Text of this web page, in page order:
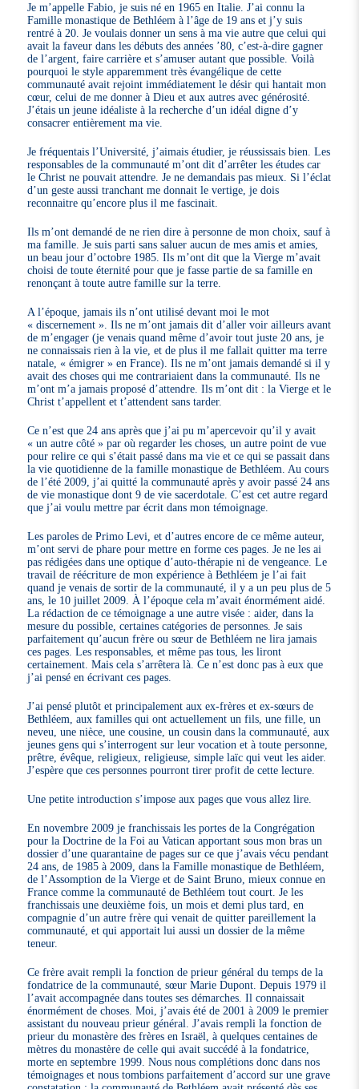
Je m’appelle Fabio, je suis né en 1965 en Italie. J’ai connu la
Famille monastique de Bethléem à l’âge de 19 ans et j’y suis
rentré à 20. Je voulais donner un sens à ma vie autre que celui qui
avait la faveur dans les débuts des années ’80, c’est-à-dire gagner
de l’argent, faire carrière et s’amuser autant que possible. Voilà
pourquoi le style apparemment très évangélique de cette
communauté avait rejoint immédiatement le désir qui hantait mon
cœur, celui de me donner à Dieu et aux autres avec générosité.
J’étais un jeune idéaliste à la recherche d’un idéal digne d’y
consacrer entièrement ma vie.
Je fréquentais l’Université, j’aimais étudier, je réussissais bien. Les
responsables de la communauté m’ont dit d’arrêter les études car
le Christ ne pouvait attendre. Je ne demandais pas mieux. Si l’éclat
d’un geste aussi tranchant me donnait le vertige, je dois
reconnaitre qu’encore plus il me fascinait.
Ils m’ont demandé de ne rien dire à personne de mon choix, sauf à
ma famille. Je suis parti sans saluer aucun de mes amis et amies,
un beau jour d’octobre 1985. Ils m’ont dit que la Vierge m’avait
choisi de toute éternité pour que je fasse partie de sa famille en
renonçant à toute autre famille sur la terre.
A l’époque, jamais ils n’ont utilisé devant moi le mot
« discernement ». Ils ne m’ont jamais dit d’aller voir ailleurs avant
de m’engager (je venais quand même d’avoir tout juste 20 ans, je
ne connaissais rien à la vie, et de plus il me fallait quitter ma terre
natale, « émigrer » en France). Ils ne m’ont jamais demandé si il y
avait des choses qui me contrariaient dans la communauté. Ils ne
m’ont m’a jamais proposé d’attendre. Ils m’ont dit : la Vierge et le
Christ t’appellent et t’attendent sans tarder.
Ce n’est que 24 ans après que j’ai pu m’apercevoir qu’il y avait
« un autre côté » par où regarder les choses, un autre point de vue
pour relire ce qui s’était passé dans ma vie et ce qui se passait dans
la vie quotidienne de la famille monastique de Bethléem. Au cours
de l’été 2009, j’ai quitté la communauté après y avoir passé 24 ans
de vie monastique dont 9 de vie sacerdotale. C’est cet autre regard
que j’ai voulu mettre par écrit dans mon témoignage.
Les paroles de Primo Levi, et d’autres encore de ce même auteur,
m’ont servi de phare pour mettre en forme ces pages. Je ne les ai
pas rédigées dans une optique d’auto-thérapie ni de vengeance. Le
travail de réécriture de mon expérience à Bethléem je l’ai fait
quand je venais de sortir de la communauté, il y a un peu plus de 5
ans, le 10 juillet 2009. À l’époque cela m’avait énormément aidé.
La rédaction de ce témoignage a une autre visée : aider, dans la
mesure du possible, certaines catégories de personnes. Je sais
parfaitement qu’aucun frère ou sœur de Bethléem ne lira jamais
ces pages. Les responsables, et même pas tous, les liront
certainement. Mais cela s’arrêtera là. Ce n’est donc pas à eux que
j’ai pensé en écrivant ces pages.
J’ai pensé plutôt et principalement aux ex-frères et ex-sœurs de
Bethléem, aux familles qui ont actuellement un fils, une fille, un
neveu, une nièce, une cousine, un cousin dans la communauté, aux
jeunes gens qui s’interrogent sur leur vocation et à toute personne,
prêtre, évêque, religieux, religieuse, simple laïc qui veut les aider.
J’espère que ces personnes pourront tirer profit de cette lecture.
Une petite introduction s’impose aux pages que vous allez lire.
En novembre 2009 je franchissais les portes de la Congrégation
pour la Doctrine de la Foi au Vatican apportant sous mon bras un
dossier d’une quarantaine de pages sur ce que j’avais vécu pendant
24 ans, de 1985 à 2009, dans la Famille monastique de Bethléem,
de l’Assomption de la Vierge et de Saint Bruno, mieux connue en
France comme la communauté de Bethléem tout court. Je les
franchissais une deuxième fois, un mois et demi plus tard, en
compagnie d’un autre frère qui venait de quitter pareillement la
communauté, et qui apportait lui aussi un dossier de la même
teneur.
Ce frère avait rempli la fonction de prieur général du temps de la
fondatrice de la communauté, sœur Marie Dupont. Depuis 1979 il
l’avait accompagnée dans toutes ses démarches. Il connaissait
énormément de choses. Moi, j’avais été de 2001 à 2009 le premier
assistant du nouveau prieur général. J’avais rempli la fonction de
prieur du monastère des frères en Israël, à quelques centaines de
mètres du monastère de celle qui avait succédé à la fondatrice,
morte en septembre 1999. Nous nous complétions donc dans nos
témoignages et nous tombions parfaitement d’accord sur une grave